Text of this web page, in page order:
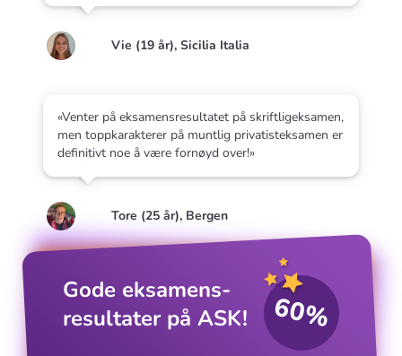
Vie (19 år), Sicilia Italia
«Venter på eksamensresultatet på skriftligeksamen,
men toppkarakterer på muntlig privatisteksamen er
definitivt noe å være fornøyd over!»
Tore (25 år), Bergen
Gode eksamens­
resultater på ASK!
60%